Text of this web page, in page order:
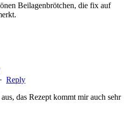
Beilagenbrötchen, die fix auf
· Reply
das Rezept kommt mir auch sehr